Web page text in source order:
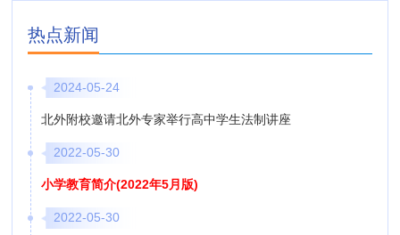
热点新闻
2024-05-24
北外附校邀请北外专家举行高中学生法制讲座
2022-05-30
小学教育简介(2022年5月版)
2022-05-30